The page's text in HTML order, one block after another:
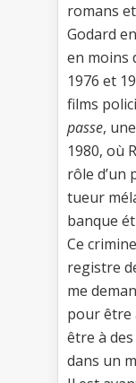
romans
Godard
en moins
1976 et
films
passe,
1980, où
rôle d’un
tueur
banque
Ce
registre
me
pour être
être à
dans un